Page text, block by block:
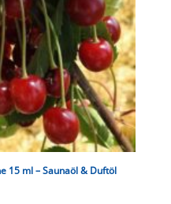
15 ml – Saunaöl & Duftöl